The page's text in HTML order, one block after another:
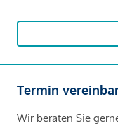
Termin
Wir beraten Sie